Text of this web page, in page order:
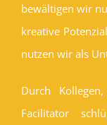
bewältigen wir
kreative
nutzen wir als
Durch
Facilitator